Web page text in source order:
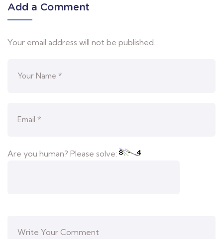
Add a Comment
Your email address will not be published.
Are you human? Please solve: